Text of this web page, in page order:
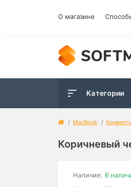
О магазине
Категории
MacBook
Коричневый
Наличие: В